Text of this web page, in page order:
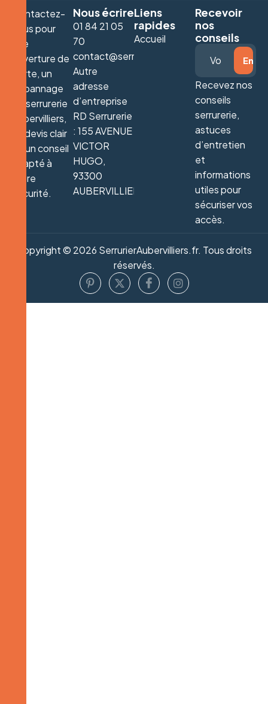
Contactez-
nous pour
une
ouverture de
porte, un
dépannage
de serrurerie
Aubervilliers,
un devis clair
ou un conseil
adapté à
votre
sécurité.
Nous écrire
01 84 21 05
70
contact@serrurieraubervilliers.fr
Autre
adresse
d’entreprise
RD Serrurerie
: 155 AVENUE
VICTOR
HUGO,
93300
AUBERVILLIERS
Liens
rapides
Accueil
Recevoir
nos
conseils
Recevez nos
conseils
serrurerie,
astuces
d’entretien
et
informations
utiles pour
sécuriser vos
accès.
Copyright © 2026 SerrurierAubervilliers.fr. Tous droits
réservés.